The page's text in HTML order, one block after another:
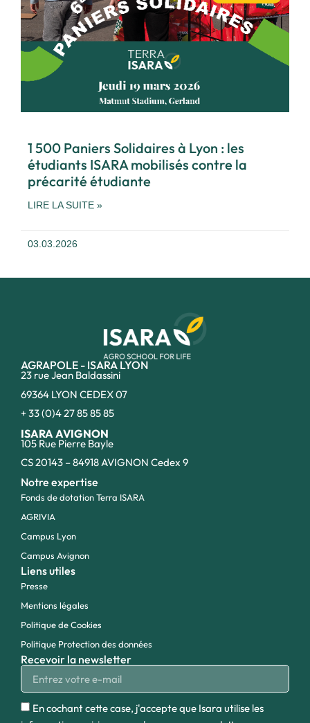
1 500 Paniers Solidaires à Lyon : les
étudiants ISARA mobilisés contre la
précarité étudiante
LIRE LA SUITE »
03.03.2026
AGRAPOLE - ISARA LYON
23 rue Jean Baldassini
69364 LYON CEDEX 07
+ 33 (0)4 27 85 85 85
ISARA AVIGNON
105 Rue Pierre Bayle
CS 20143 – 84918 AVIGNON Cedex 9
Notre expertise
Fonds de dotation Terra ISARA
AGRIVIA
Campus Lyon
Campus Avignon
Liens utiles
Presse
Mentions légales
Politique de Cookies
Politique Protection des données
Recevoir la newsletter
En cochant cette case, j'accepte que Isara utilise les